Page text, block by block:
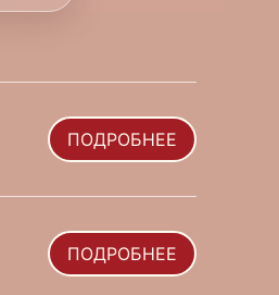
ПОДРОБНЕЕ
ПОДРОБНЕЕ